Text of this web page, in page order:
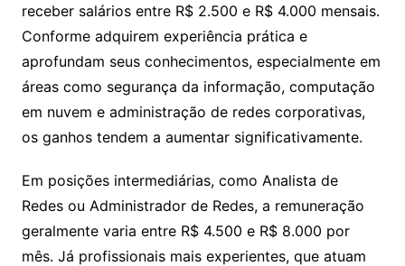
receber salários entre R$ 2.500 e R$ 4.000 mensais.
Conforme adquirem experiência prática e
aprofundam seus conhecimentos, especialmente em
áreas como segurança da informação, computação
em nuvem e administração de redes corporativas,
os ganhos tendem a aumentar significativamente.
Em posições intermediárias, como Analista de
Redes ou Administrador de Redes, a remuneração
geralmente varia entre R$ 4.500 e R$ 8.000 por
mês. Já profissionais mais experientes, que atuam